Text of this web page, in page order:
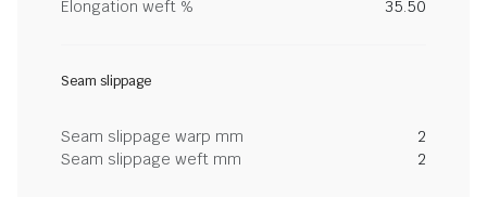
Elongation weft %
35.50
Seam slippage
Seam slippage warp mm
2
Seam slippage weft mm
2